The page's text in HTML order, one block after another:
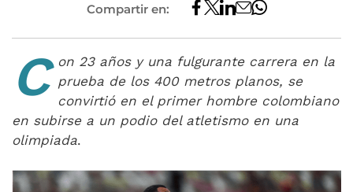
Compartir en:
C on 23 años y una fulgurante carrera en la
prueba de los 400 metros planos, se
convirtió en el primer hombre colombiano
en subirse a un podio del atletismo en una
olimpiada.